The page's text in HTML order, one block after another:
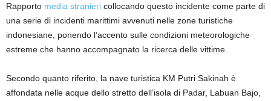
Rapporto media stranieri collocando questo incidente come parte di
una serie di incidenti marittimi avvenuti nelle zone turistiche
indonesiane, ponendo l’accento sulle condizioni meteorologiche
estreme che hanno accompagnato la ricerca delle vittime.
Secondo quanto riferito, la nave turistica KM Putri Sakinah è
affondata nelle acque dello stretto dell’isola di Padar, Labuan Bajo,